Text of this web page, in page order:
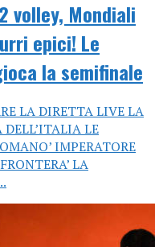
volley, Mondiali
epici! Le
la semifinale
LA DIRETTA LIVE LA
LE
IMPERATORE
LA